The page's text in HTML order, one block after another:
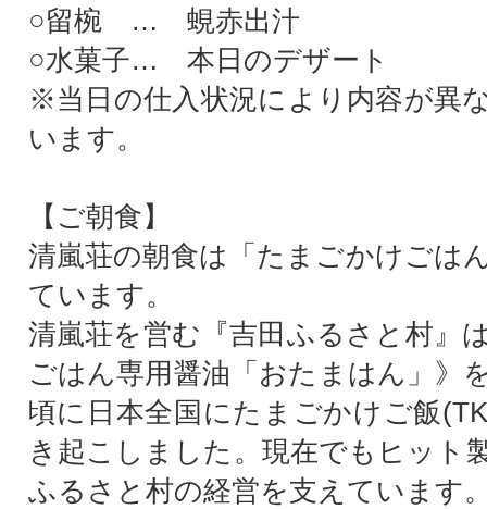
○留椀 … 蜆赤出汁
○水菓子… 本日のデザート
※当日の仕入状況により内容が異
います。
【ご朝食】
清嵐荘の朝食は「たまごかけごは
ています。
清嵐荘を営む『吉田ふるさと村』
ごはん専用醤油「おたまはん」》
頃に日本全国にたまごかけご飯
き起こしました。現在でもヒット
ふるさと村の経営を支えています